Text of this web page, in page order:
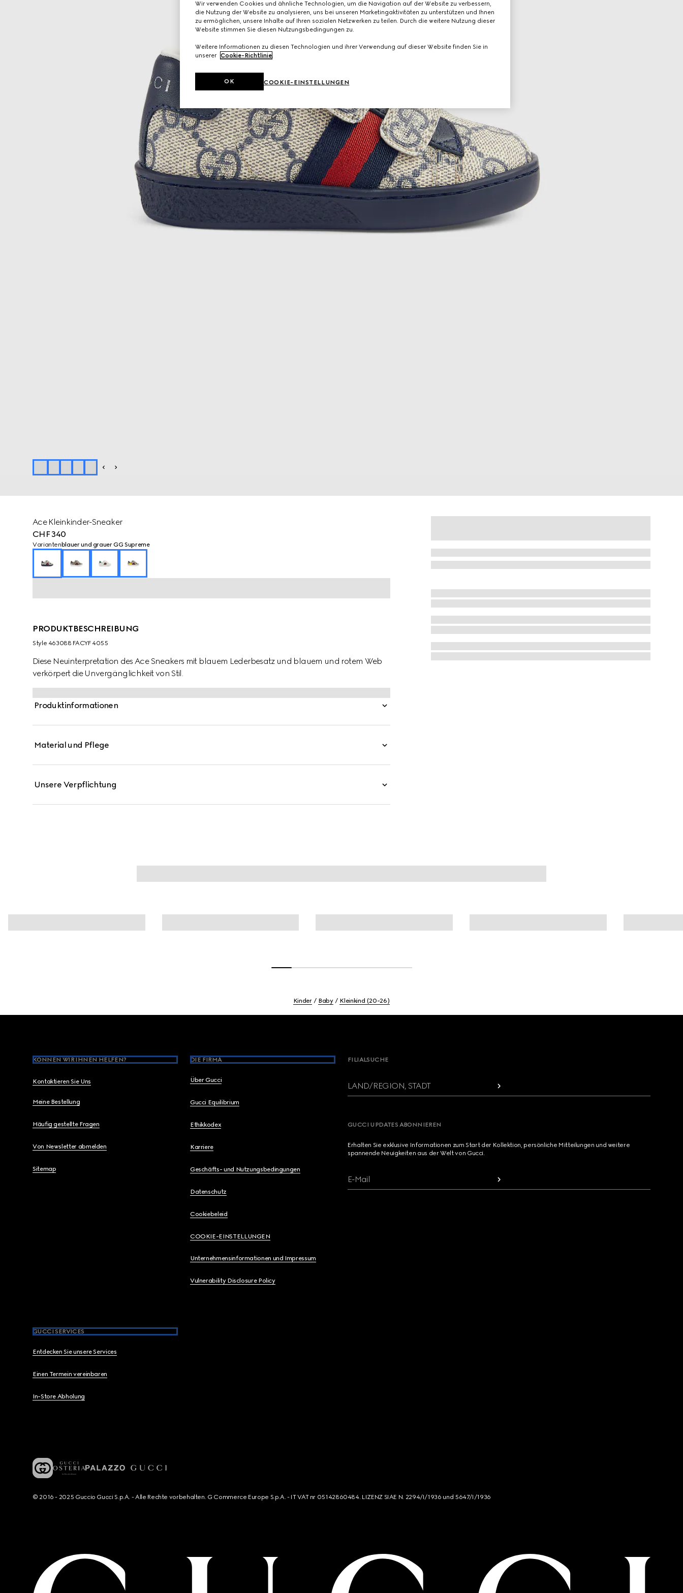
Ace Kleinkinder-Sneaker
CHF 340
Varianten blauer und grauer GG Supreme
PRODUKTBESCHREIBUNG
Style ‎463088 FACYF 4055
Diese Neuinterpretation des Ace Sneakers mit blauem Lederbesatz und blauem und rotem Web
verkörpert die Unvergänglichkeit von Stil.
Produktinformationen
Material und Pflege
Unsere Verpflichtung
Kinder Baby Kleinkind (20-26)
KÖNNEN WIR IHNEN HELFEN?
Kontaktieren Sie Uns
Meine Bestellung
Häufig gestellte Fragen
Von Newsletter abmelden
Sitemap
DIE FIRMA
Über Gucci
Gucci Equilibrium
Ethikkodex
Karriere
Geschäfts- und Nutzungsbedingungen
Datenschutz
Cookiebeleid
COOKIE-EINSTELLUNGEN
Unternehmensinformationen und Impressum
Vulnerability Disclosure Policy
GUCCI SERVICES
Entdecken Sie unsere Services
Einen Termein vereinbaren
In-Store Abholung
FILIALSUCHE
LAND/REGION, STADT
GUCCI UPDATES ABONNIEREN
Erhalten Sie exklusive Informationen zum Start der Kollektion, persönliche Mitteilungen und weitere
spannende Neuigkeiten aus der Welt von Gucci.
E-Mail
© 2016 - 2025 Guccio Gucci S.p.A. - Alle Rechte vorbehalten. G Commerce Europe S.p.A. - IT VAT nr 05142860484. LIZENZ SIAE N. 2294/I/1936 und 5647/I/1936
Wir verwenden Cookies und ähnliche Technologien, um die Navigation auf der Website zu verbessern,
die Nutzung der Website zu analysieren, uns bei unseren Marketingaktivitäten zu unterstützen und Ihnen
zu ermöglichen, unsere Inhalte auf Ihren sozialen Netzwerken zu teilen. Durch die weitere Nutzung dieser
Website stimmen Sie diesen Nutzungsbedingungen zu.
Weitere Informationen zu diesen Technologien und ihrer Verwendung auf dieser Website finden Sie in
unserer Cookie-Richtlinie.
COOKIE-EINSTELLUNGEN
OK